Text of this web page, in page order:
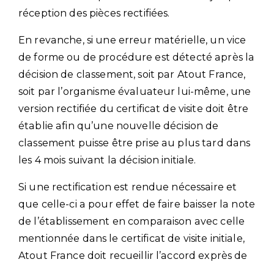
réception des pièces rectifiées.
En revanche, si une erreur matérielle, un vice
de forme ou de procédure est détecté après la
décision de classement, soit par Atout France,
soit par l’organisme évaluateur lui-même, une
version rectifiée du certificat de visite doit être
établie afin qu’une nouvelle décision de
classement puisse être prise au plus tard dans
les 4 mois suivant la décision initiale.
Si une rectification est rendue nécessaire et
que celle-ci a pour effet de faire baisser la note
de l’établissement en comparaison avec celle
mentionnée dans le certificat de visite initiale,
Atout France doit recueillir l’accord exprès de